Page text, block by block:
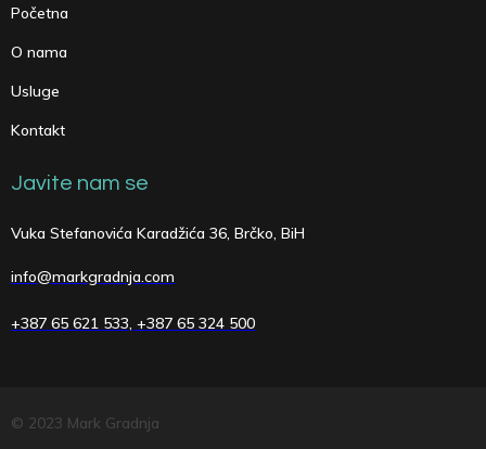
Početna
O nama
Usluge
Kontakt
Javite nam se
Vuka Stefanovića Karadžića 36, Brčko, BiH
info@markgradnja.com
+387 65 621 533, +387 65 324 500
© 2023 Mark Gradnja